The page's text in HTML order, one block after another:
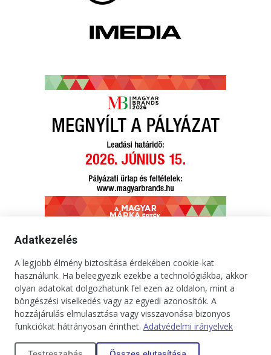
Kapcsolat Impresszum Médiaajánlat
Jogi tudnivalók
Adatkezelési tájékoztató
Copyright © 2025. Minden jog fenntartva. onBRANDS
Adatkezelés
A legjobb élmény biztosítása érdekében cookie-kat
használunk. Ha beleegyezik ezekbe a technológiákba, akkor
olyan adatokat dolgozhatunk fel ezen az oldalon, mint a
böngészési viselkedés vagy az egyedi azonosítók. A
hozzájárulás elmulasztása vagy visszavonása bizonyos
funkciókat hátrányosan érinthet. Adatvédelmi irányelvek